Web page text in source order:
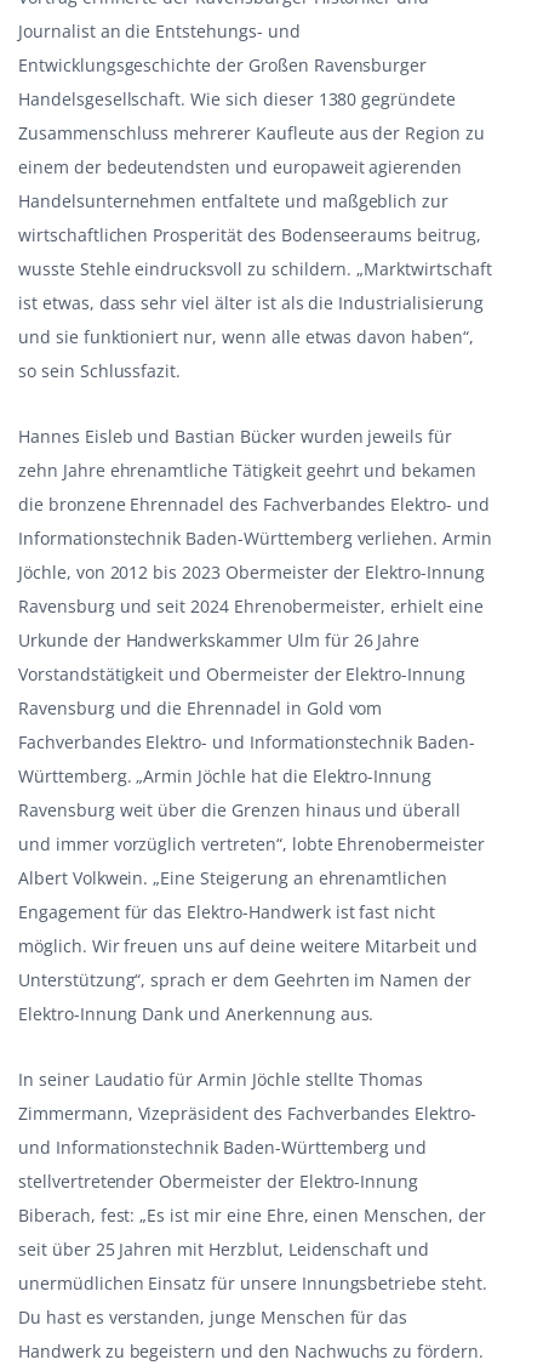
Journalist an die Entstehungs- und
Entwicklungsgeschichte der Großen Ravensburger
Handelsgesellschaft. Wie sich dieser 1380 gegründete
Zusammenschluss mehrerer Kaufleute aus der Region zu
einem der bedeutendsten und europaweit agierenden
Handelsunternehmen entfaltete und maßgeblich zur
wirtschaftlichen Prosperität des Bodenseeraums beitrug,
wusste Stehle eindrucksvoll zu schildern. „Marktwirtschaft
ist etwas, dass sehr viel älter ist als die Industrialisierung
und sie funktioniert nur, wenn alle etwas davon haben“,
so sein Schlussfazit.
Hannes Eisleb und Bastian Bücker wurden jeweils für
zehn Jahre ehrenamtliche Tätigkeit geehrt und bekamen
die bronzene Ehrennadel des Fachverbandes Elektro- und
Informationstechnik Baden-Württemberg verliehen. Armin
Jöchle, von 2012 bis 2023 Obermeister der Elektro-Innung
Ravensburg und seit 2024 Ehrenobermeister, erhielt eine
Urkunde der Handwerkskammer Ulm für 26 Jahre
Vorstandstätigkeit und Obermeister der Elektro-Innung
Ravensburg und die Ehrennadel in Gold vom
Fachverbandes Elektro- und Informationstechnik Baden-
Württemberg. „Armin Jöchle hat die Elektro-Innung
Ravensburg weit über die Grenzen hinaus und überall
und immer vorzüglich vertreten“, lobte Ehrenobermeister
Albert Volkwein. „Eine Steigerung an ehrenamtlichen
Engagement für das Elektro-Handwerk ist fast nicht
möglich. Wir freuen uns auf deine weitere Mitarbeit und
Unterstützung“, sprach er dem Geehrten im Namen der
Elektro-Innung Dank und Anerkennung aus.
In seiner Laudatio für Armin Jöchle stellte Thomas
Zimmermann, Vizepräsident des Fachverbandes Elektro-
und Informationstechnik Baden-Württemberg und
stellvertretender Obermeister der Elektro-Innung
Biberach, fest: „Es ist mir eine Ehre, einen Menschen, der
seit über 25 Jahren mit Herzblut, Leidenschaft und
unermüdlichen Einsatz für unsere Innungsbetriebe steht.
Du hast es verstanden, junge Menschen für das
Handwerk zu begeistern und den Nachwuchs zu fördern.